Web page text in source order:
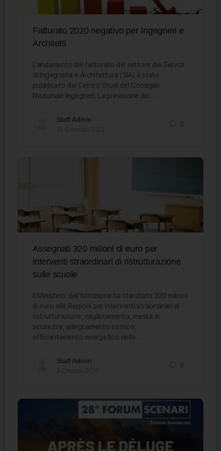
Fatturato 2020 negativo per Ingegneri e
Architetti
L’andamento del fatturato del settore dei Servizi
di Ingegneria e Architettura (SIA) è stato
pubblicato dal Centro Studi del Consiglio
Nazionale Ingegneri. La previsione del…
Staff Admin
0
Assegnati 320 milioni di euro per
interventi straordinari di ristrutturazione
sulle scuole
Il Ministero dell’Istruzione ha stanziato 320 milioni
di euro alle Regioni per interventi straordinari di
ristrutturazione, miglioramento, messa in
sicurezza, adeguamento sismico,
efficientamento energetico nelle…
Staff Admin
0